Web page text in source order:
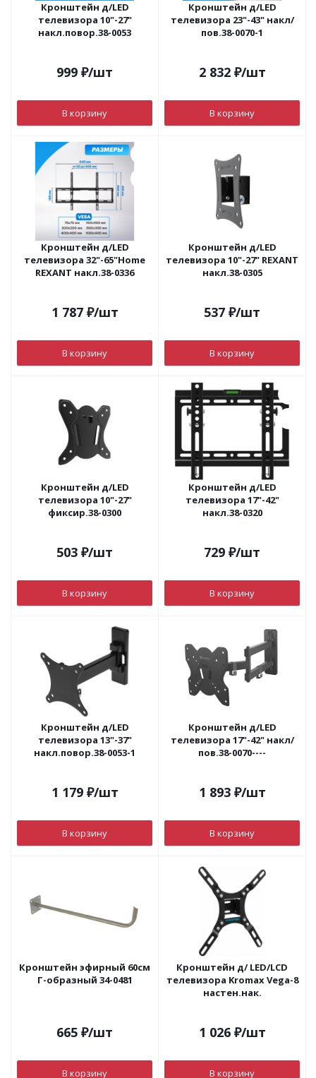
Кронштейн д/LED
телевизора 10"-27"
накл.повор.38-0053
999 ₽/шт
В корзину
Кронштейн д/LED
телевизора 23"-43" накл/
пов.38-0070-1
2 832₽/шт
В корзину
Кронштейн д/LED
телевизора 32"-65"Home
REXANT накл.38-0336
1 787₽/шт
В корзину
Кронштейн д/LED
телевизора 10"-27" REXANT
накл.38-0305
537 ₽/шт
В корзину
Кронштейн д/LED
телевизора 10"-27"
фиксир.38-0300
503 ₽/шт
В корзину
Кронштейн д/LED
телевизора 17"-42"
накл.38-0320
729 ₽/шт
В корзину
Кронштейн д/LED
телевизора 13"-37"
накл.повор.38-0053-1
1 179₽/шт
В корзину
Кронштейн д/LED
телевизора 17"-42" накл/
пов.38-0070----
1 893₽/шт
В корзину
Кронштейн эфирный 60см
Г-образный 34-0481
665 ₽/шт
В корзину
Кронштейн д/ LED/LCD
телевизора Kromax Vega-8
настен.нак.
1 026₽/шт
В корзину